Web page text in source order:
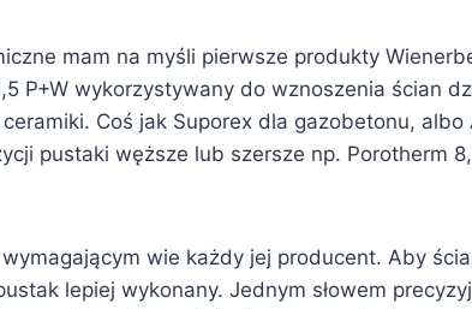
mam na myśli pierwsze produkty
P+W wykorzystywany do wznoszenia ścian
Coś jak Suporex dla gazobetonu,
pustaki węższe lub szersze np. Porotherm
wie każdy jej producent. Aby
lepiej wykonany. Jednym słowem